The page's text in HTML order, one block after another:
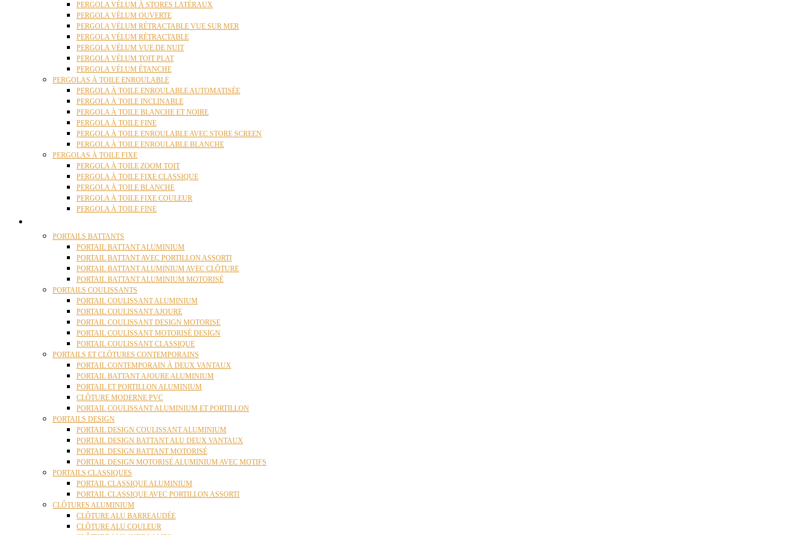
PERGOLA VÉLUM À STORES LATÉRAUX
PERGOLA VÉLUM OUVERTE
PERGOLA VÉLUM RÉTRACTABLE VUE SUR MER
PERGOLA VÉLUM RÉTRACTABLE
PERGOLA VÉLUM VUE DE NUIT
PERGOLA VÉLUM TOIT PLAT
PERGOLA VÉLUM ÉTANCHE
PERGOLAS À TOILE ENROULABLE
PERGOLA À TOILE ENROULABLE AUTOMATISÉE
PERGOLA À TOILE INCLINABLE
PERGOLA À TOILE BLANCHE ET NOIRE
PERGOLA À TOILE FINE
PERGOLA À TOILE ENROULABLE AVEC STORE SCREEN
PERGOLA À TOILE ENROULABLE BLANCHE
PERGOLAS À TOILE FIXE
PERGOLA À TOILE ZOOM TOIT
PERGOLA À TOILE FIXE CLASSIQUE
PERGOLA À TOILE BLANCHE
PERGOLA À TOILE FIXE COULEUR
PERGOLA À TOILE FINE
PORTAILS BATTANTS
PORTAIL BATTANT ALUMINIUM
PORTAIL BATTANT AVEC PORTILLON ASSORTI
PORTAIL BATTANT ALUMINIUM AVEC CLÔTURE
PORTAIL BATTANT ALUMINIUM MOTORISÉ
PORTAILS COULISSANTS
PORTAIL COULISSANT ALUMINIUM
PORTAIL COULISSANT AJOURE
PORTAIL COULISSANT DESIGN MOTORISE
PORTAIL COULISSANT MOTORISÉ DESIGN
PORTAIL COULISSANT CLASSIQUE
PORTAILS ET CLÔTURES CONTEMPORAINS
PORTAIL CONTEMPORAIN À DEUX VANTAUX
PORTAIL BATTANT AJOURE ALUMINIUM
PORTAIL ET PORTILLON ALUMINIUM
CLÔTURE MODERNE PVC
PORTAIL COULISSANT ALUMINIUM ET PORTILLON
PORTAILS DESIGN
PORTAIL DESIGN COULISSANT ALUMINIUM
PORTAIL DESIGN BATTANT ALU DEUX VANTAUX
PORTAIL DESIGN BATTANT MOTORISÉ
PORTAIL DESIGN MOTORISÉ ALUMINIUM AVEC MOTIFS
PORTAILS CLASSIQUES
PORTAIL CLASSIQUE ALUMINIUM
PORTAIL CLASSIQUE AVEC PORTILLON ASSORTI
CLÔTURES ALUMINIUM
CLÔTURE ALU BARREAUDÉE
CLÔTURE ALU COULEUR